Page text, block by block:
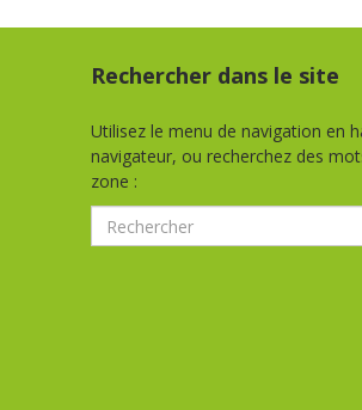
Rechercher dans le site
Utilisez le menu de navigation en
navigateur, ou recherchez des
zone :